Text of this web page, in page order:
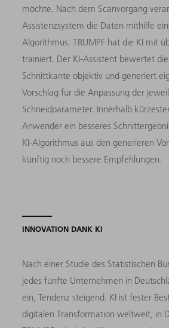
möchte. Nach dem Scanvorgang
Assistenzsystem die Daten mithilfe
Algorithmus. TRUMPF hat die KI mit
trainiert. Der KI-Assistent bewertet
Schnittkante objektiv und generiert
Vorschlag für die Anpassung der
Schneidparameter. Innerhalb
Anwender ein besseres
KI-Algorithmus aus den generieren
künftig noch bessere Empfehlungen.
INNOVATION DANK KI
Nach einer Studie des Statistischen
jedes fünfte Unternehmen in
ein, Tendenz steigend. KI ist fester
digitalen Transformation weltweit, in